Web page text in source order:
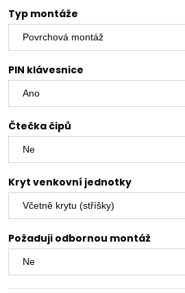
Typ montáže
PIN klávesnice
Čtečka čipů
Kryt venkovní jednotky
Požaduji odbornou montáž